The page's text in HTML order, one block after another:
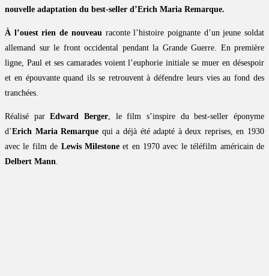
nouvelle adaptation du best-seller d’Erich Maria Remarque.
À l’ouest rien de nouveauraconte l’histoire poignante d’un jeune soldat
allemand sur le front occidental pendant la Grande Guerre. En première
ligne, Paul et ses camarades voient l’euphorie initiale se muer en désespoir
et en épouvante quand ils se retrouvent à défendre leurs vies au fond des
tranchées.
Réalisé parEdward Berger, le film s’inspire du best-seller éponyme
d’Erich Maria Remarque qui a déjà été adapté à deux reprises, en 1930
avec le film de Lewis Milestoneet en 1970 avec le téléfilm américain de
Delbert Mann.